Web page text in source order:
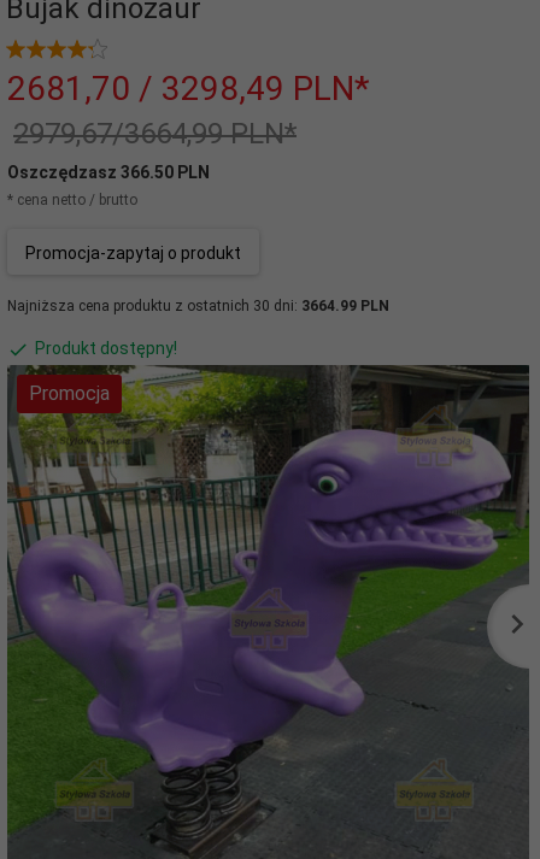
Bujak dinozaur
2681,70 / 3298,49 PLN*
2979,67/3664,99 PLN*
Oszczędzasz 366.50 PLN
* cena netto / brutto
Promocja-zapytaj o produkt
Najniższa cena produktu z ostatnich 30 dni: 3664.99 PLN
Produkt dostępny!
Promocja